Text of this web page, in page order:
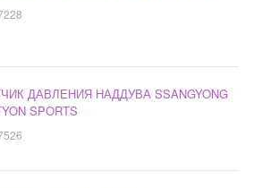
ДАВЛЕНИЯ НАДДУВА SSANGYONG
SPORTS